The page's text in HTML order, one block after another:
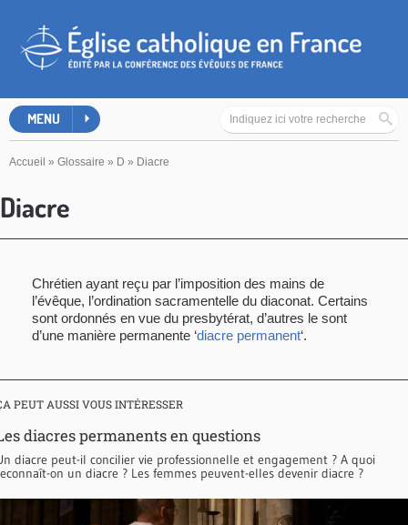
MENU
Accueil » Glossaire » D » Diacre
Diacre
Chrétien ayant reçu par l’imposition des mains de
l’évêque, l’ordination sacramentelle du diaconat. Certains
sont ordonnés en vue du presbytérat, d’autres le sont
d’une manière permanente ‘diacre permanent‘.
PEUT AUSSI VOUS INTÉRESSER
diacres permanents en questions
diacre peut-il concilier vie professionnelle et engagement ? A quoi
on un diacre ? Les femmes peuvent-elles devenir diacre ?